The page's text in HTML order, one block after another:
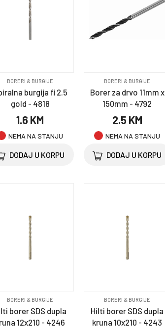
BORERI & BURGIJE
burgija fi 2.5
gold - 4818
1.6 KM
NEMA NA STANJU
DODAJ U KORPU
BORERI & BURGIJE
Borer za drvo 11mm x
150mm - 4792
2.5 KM
NEMA NA STANJU
DODAJ U KORPU
BORERI & BURGIJE
borer SDS dupla
12x210 - 4246
BORERI & BURGIJE
Hilti borer SDS dupla
kruna 10x210 - 4243